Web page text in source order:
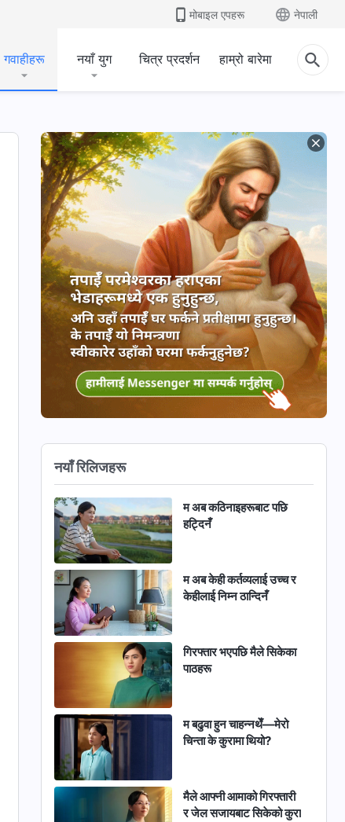
मोबाइल एपहरू नेपाली
गवाहीहरू नयाँ युग चित्र प्रदर्शन हाम्रो बारेमा
नयाँ रिलिजहरू
म अब कठिनाइहरूबाट पछि
हट्दिनँ
म अब केही कर्तव्यलाई उच्च र
केहीलाई निम्न ठान्दिनँ
गिरफ्तार भएपछि मैले सिकेका
पाठहरू
म बढुवा हुन चाहन्नथेँ—मेरो
चिन्ता के कुरामा थियो?
मैले आफ्नी आमाको गिरफ्तारी
र जेल सजायबाट सिकेको कुरा